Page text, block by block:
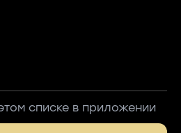
списке в приложении